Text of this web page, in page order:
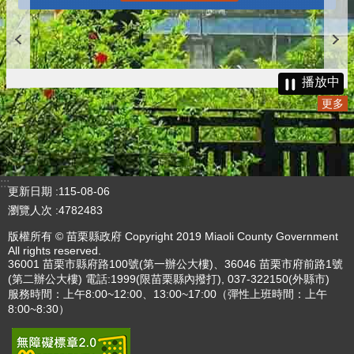
播放中
更多
:::
更新日期
115-08-06
瀏覽人次 4782483
版權所有 © 苗栗縣政府 Copyright 2019 Miaoli County Government
All rights reserved.
36001 苗栗市縣府路100號(第一辦公大樓)、36046 苗栗市府前路1號
(第二辦公大樓) 電話:1999(限苗栗縣內撥打), 037-322150(外縣市)
服務時間：上午8:00~12:00、13:00~17:00（彈性上班時間：上午
8:00~8:30）